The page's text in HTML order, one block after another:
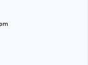
मिला लश्कर आतंकी;